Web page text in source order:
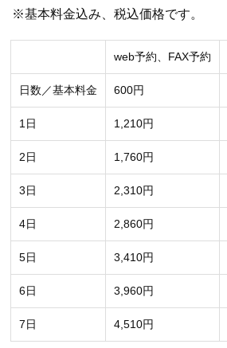
※基本料金込み、税込価格です。
web予約、FAX予約
日数／基本料金 600円
1日 1,210円
2日 1,760円
3日 2,310円
4日 2,860円
5日 3,410円
6日 3,960円
7日 4,510円